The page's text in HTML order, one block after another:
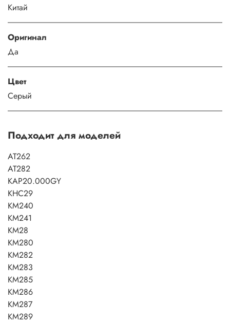
Китай
Оригинал
Да
Цвет
Серый
Подходит для моделей
AT262
AT282
KAP20.000GY
KHC29
KM240
KM241
KM28
KM280
KM282
KM283
KM285
KM286
KM287
KM289